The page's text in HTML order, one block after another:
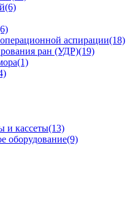
(6)
аспирации(18)
ран (УДР)(19)
(1)
и кассеты(13)
оборудование(9)